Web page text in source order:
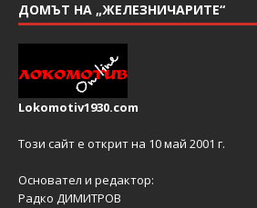
ДОМЪТ НА „ЖЕЛЕЗНИЧАРИТЕ“
Lokomotiv1930.com
Този сайт е открит на 10 май 2001 г.
Основател и редактор:
Радко ДИМИТРОВ